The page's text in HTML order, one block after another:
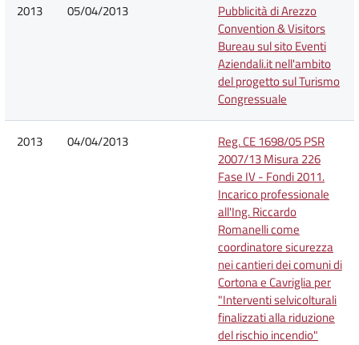
2013 05/04/2013
Pubblicità di Arezzo
Convention & Visitors
Bureau sul sito Eventi
Aziendali.it nell'ambito
del progetto sul Turismo
Congressuale
2013 04/04/2013
Reg. CE 1698/05 PSR
2007/13 Misura 226
Fase IV - Fondi 2011.
Incarico professionale
all'Ing. Riccardo
Romanelli come
coordinatore sicurezza
nei cantieri dei comuni di
Cortona e Cavriglia per
"Interventi selvicolturali
finalizzati alla riduzione
del rischio incendio"